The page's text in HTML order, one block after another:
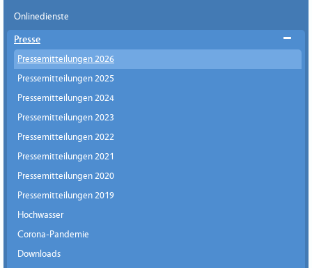
Onlinedienste
Presse
Pressemitteilungen 2026
Pressemitteilungen 2025
Pressemitteilungen 2024
Pressemitteilungen 2023
Pressemitteilungen 2022
Pressemitteilungen 2021
Pressemitteilungen 2020
Pressemitteilungen 2019
Hochwasser
Corona-Pandemie
Downloads